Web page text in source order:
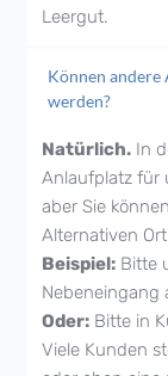
Leergut.
Können
werden?
Natürlich. In
Anlaufplatz für
aber Sie
Alternativen
Beispiel: Bitte
Nebeneingang
Oder: Bitte in
Viele Kunden